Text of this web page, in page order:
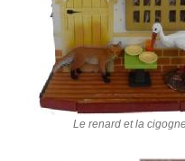
Le renard et la